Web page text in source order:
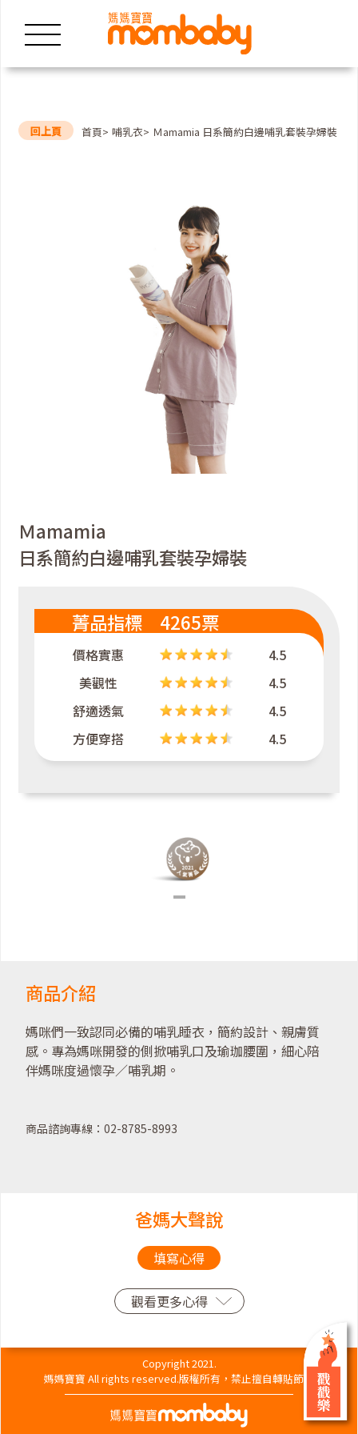
回上頁 首頁 哺乳衣 Ｍamamia 日系簡約白邊哺乳套裝孕婦裝
Ｍamamia
日系簡約白邊哺乳套裝孕婦裝
菁品指標 4265票
價格實惠
4.5
美觀性
4.5
舒適透氣
4.5
方便穿搭
4.5
商品介紹
媽咪們一致認同必備的哺乳睡衣，簡約設計、親膚質
感。專為媽咪開發的側掀哺乳口及瑜珈腰圍，細心陪
伴媽咪度過懷孕／哺乳期。
商品諮詢專線：02-8785-8993
爸媽大聲說
填寫心得
觀看更多心得
Copyright 2021.
媽媽寶寶 All rights reserved.版權所有，禁止擅自轉貼節錄